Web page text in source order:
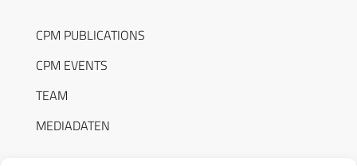
CPM PUBLICATIONS
CPM EVENTS
TEAM
MEDIADATEN